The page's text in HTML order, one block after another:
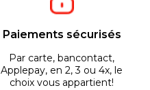
Paiements sécurisés
Par carte, bancontact,
Applepay, en 2, 3 ou 4x, le
choix vous appartient!